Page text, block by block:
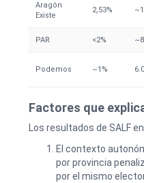
Aragón
Existe
2,53%
PAR <2%
Podemos ~1%
Factores que
Los resultados de SALF
El contexto
por provincia
por el mismo